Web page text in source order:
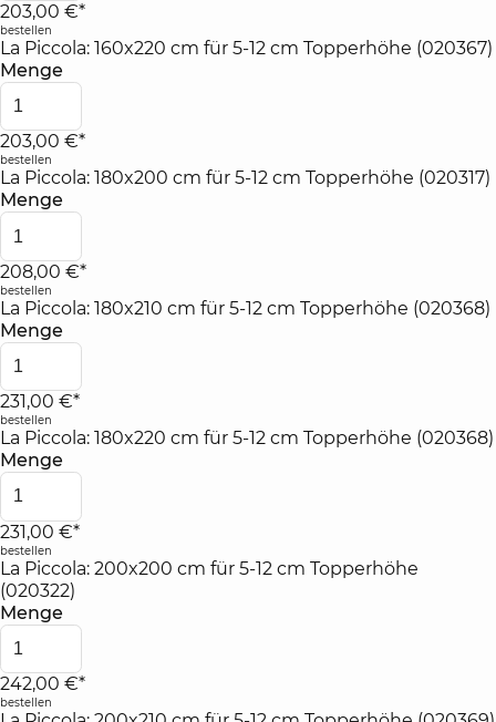
203,00 €*
bestellen
La Piccola: 160x220 cm für 5-12 cm Topperhöhe (020367)
Menge
203,00 €*
bestellen
La Piccola: 180x200 cm für 5-12 cm Topperhöhe (020317)
Menge
208,00 €*
bestellen
La Piccola: 180x210 cm für 5-12 cm Topperhöhe (020368)
Menge
231,00 €*
bestellen
La Piccola: 180x220 cm für 5-12 cm Topperhöhe (020368)
Menge
231,00 €*
bestellen
La Piccola: 200x200 cm für 5-12 cm Topperhöhe
(020322)
Menge
242,00 €*
bestellen